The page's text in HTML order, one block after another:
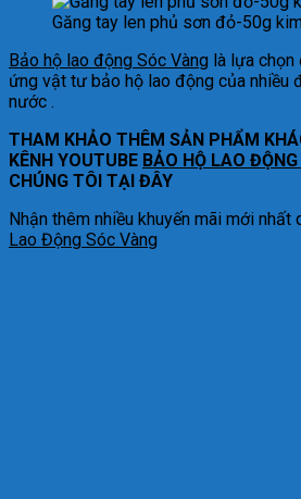
Găng tay len phủ sơn đỏ-50g
Bảo hộ lao động Sóc Vàng là lựa chọn
ứng vật tư bảo hộ lao động của nhiều
nước .
THAM KHẢO THÊM SẢN PHẨM
KÊNH YOUTUBE BẢO HỘ LAO
CHÚNG TÔI TẠI ĐÂY
Nhận thêm nhiều khuyến mãi mới nhất
Lao Động Sóc Vàng